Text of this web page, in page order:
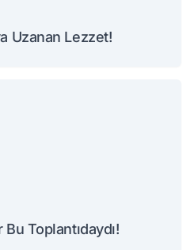
Uzanan Lezzet!
Toplantıdaydı!